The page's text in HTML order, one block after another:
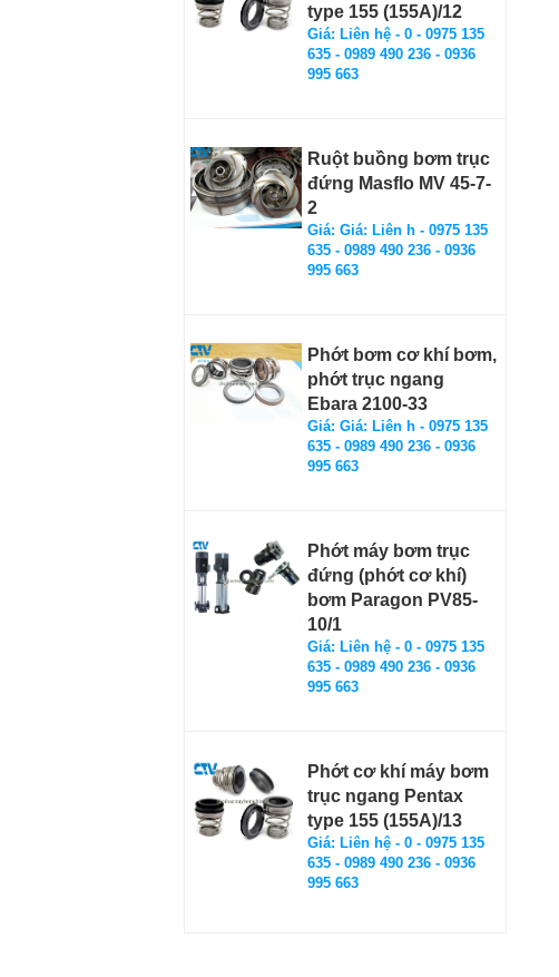
type 155 (155A)/12
Giá: Liên hệ - 0 - 0975 135
635 - 0989 490 236 - 0936
995 663
Ruột buồng bơm trục
đứng Masflo MV 45-7-
2
Giá: Giá: Liên h - 0975 135
635 - 0989 490 236 - 0936
995 663
Phớt bơm cơ khí bơm,
phớt trục ngang
Ebara 2100-33
Giá: Giá: Liên h - 0975 135
635 - 0989 490 236 - 0936
995 663
Phớt máy bơm trục
đứng (phớt cơ khí)
bơm Paragon PV85-
10/1
Giá: Liên hệ - 0 - 0975 135
635 - 0989 490 236 - 0936
995 663
Phớt cơ khí máy bơm
trục ngang Pentax
type 155 (155A)/13
Giá: Liên hệ - 0 - 0975 135
635 - 0989 490 236 - 0936
995 663